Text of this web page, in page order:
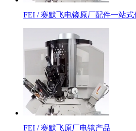
FEI / 赛默飞电镜原厂配件一站式
FEI / 赛默飞原厂电镜产品